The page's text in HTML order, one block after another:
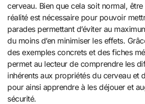
cerveau. Bien que cela soit normal,
réalité est nécessaire pour pouvoir
parades permettant d’éviter au
du moins d’en minimiser les effets.
des exemples concrets et des fiches
permet au lecteur de comprendre les
inhérents aux propriétés du cerveau et
pour ainsi apprendre à les déjouer et
sécurité.